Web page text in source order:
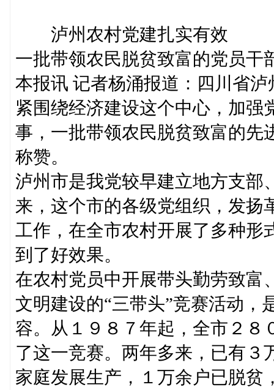
泸州农村党建扎实有效
一批带领农民脱贫致富的党员干
本报讯 记者杨涌报道：四川省
紧围绕经济建设这个中心，加强
事，一批带领农民脱贫致富的先
称赞。
泸州市是我党较早建立地方支部
来，这个市的各级党组织，发扬
工作，在全市农村开展了多种形
到了好效果。
在农村党员中开展带头勤劳致富
文明建设的“三带头”竞赛活动，
容。从１９８７年起，全市２８
了这一竞赛。两年多来，已有３
家庭发展生产，１万余户已脱贫